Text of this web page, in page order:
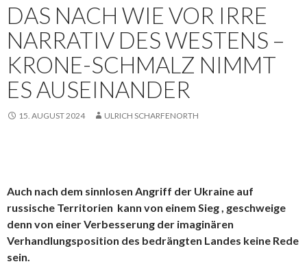
DAS NACH WIE VOR IRRE
NARRATIV DES WESTENS –
KRONE-SCHMALZ NIMMT
ES AUSEINANDER
15. AUGUST 2024 ULRICH SCHARFENORTH
Auch nach dem sinnlosen Angriff der Ukraine auf
russische Territorien kann von einem Sieg , geschweige
denn von einer Verbesserung der imaginären
Verhandlungsposition des bedrängten Landes keine Rede
sein.